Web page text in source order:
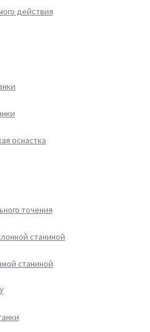
действия
оснастка
точения
станиной
станиной